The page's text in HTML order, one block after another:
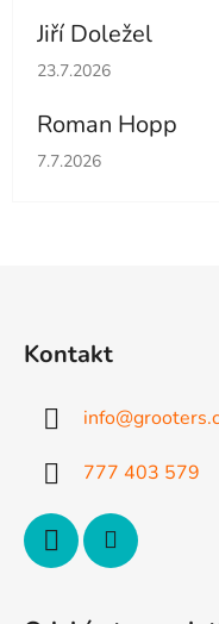
Jiří Doležel
Hodnocení obchodu
23.7.2026
Roman Hopp
Hodnocení obchodu
7.7.2026
Kontakt
info@
777 403 579